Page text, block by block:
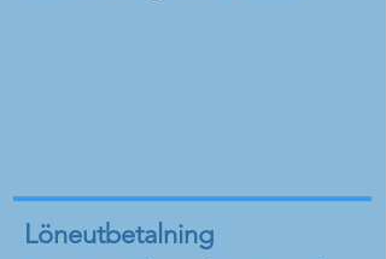
Löneutbetalning